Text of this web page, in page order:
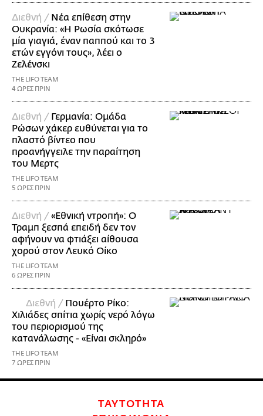
Διεθνή / Νέα επίθεση στην
Ουκρανία: «Η Ρωσία σκότωσε
μία γιαγιά, έναν παππού και το 3
ετών εγγόνι τους», λέει ο
Ζελένσκι
THE LIFO TEAM
4 ΩΡΕΣ ΠΡΙΝ
Διεθνή / Γερμανία: Ομάδα
Ρώσων χάκερ ευθύνεται για το
πλαστό βίντεο που
προανήγγειλε την παραίτηση
του Μερτς
THE LIFO TEAM
5 ΩΡΕΣ ΠΡΙΝ
Διεθνή / «Εθνική ντροπή»: Ο
Τραμπ ξεσπά επειδή δεν τον
αφήνουν να φτιάξει αίθουσα
χορού στον Λευκό Οίκο
THE LIFO TEAM
6 ΩΡΕΣ ΠΡΙΝ
Διεθνή / Πουέρτο Ρίκο:
Χιλιάδες σπίτια χωρίς νερό λόγω
του περιορισμού της
κατανάλωσης - «Είναι σκληρό»
THE LIFO TEAM
7 ΩΡΕΣ ΠΡΙΝ
ΤΑΥΤΟΤΗΤΑ